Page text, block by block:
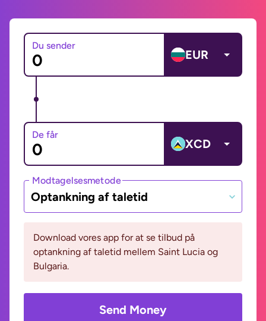
Du sender
EUR
De får
XCD
Modtagelsesmetode
Optankning af taletid
Download vores app for at se tilbud på
optankning af taletid mellem Saint Lucia og
Bulgaria.
Send Money